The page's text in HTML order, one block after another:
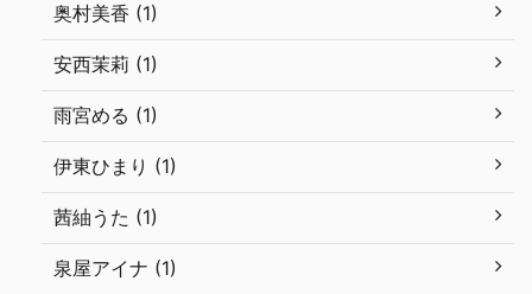
奥村美香 (1)
安西茉莉 (1)
雨宮める (1)
伊東ひまり (1)
茜紬うた (1)
泉屋アイナ (1)